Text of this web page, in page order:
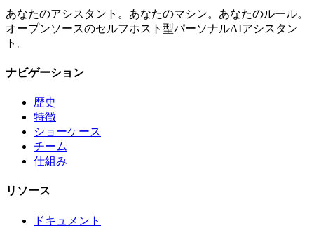
あなたのアシスタント。あなたのマシン。あなたのルール。
オープンソースのセルフホスト型パーソナルAIアシスタン
ト。
ナビゲーション
歴史
特徴
ショーケース
チーム
仕組み
リソース
ドキュメント